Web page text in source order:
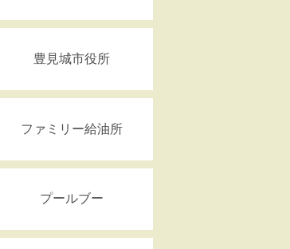
豊見城市役所
ファミリー給油所
プールブー